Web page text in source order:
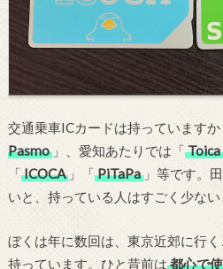
交通乗車ICカードは持っています
Pasmo」、愛知あたりでは「 Toica
「 ICOCA」「 PiTaPa」等です。
いと、持っている人はすごく少ない
ぼくは年に数回は、東京近郊に行
持っています。ひと昔前は 都心で